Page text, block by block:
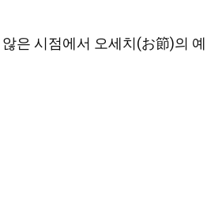
은 시점에서 오세치(お節)의